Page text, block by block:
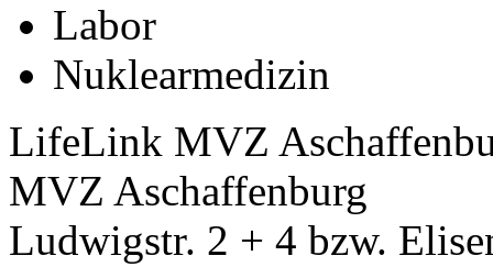
Labor
Nuklearmedizin
LifeLink MVZ
MVZ Aschaffenburg
Ludwigstr. 2 + 4 bzw.